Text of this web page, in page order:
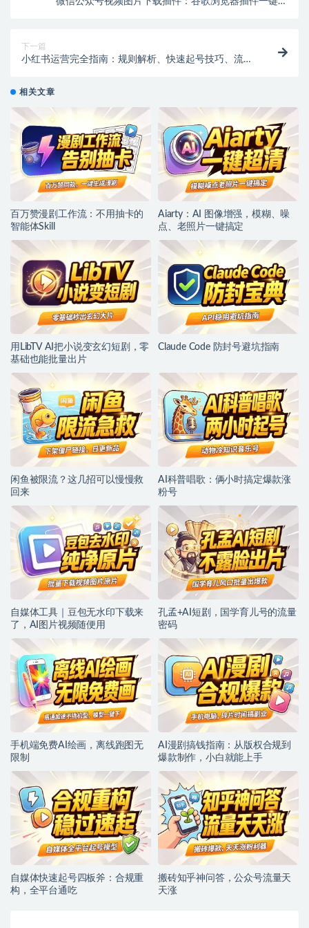
下一篇
小红书运营完全指南：规则解析、快速起号技巧、流量
相关文章
百万赞漫剧工作流：不用抽卡的
智能体Skill
Aiarty：AI 图像增强，模糊、噪
点、老照片一键搞定
用LibTV AI把小说变玄幻短剧，零
基础也能批量出片
Claude Code 防封号避坑指南
闲鱼被限流？这几招可以慢慢救
回来
AI科普唱歌：俩小时搞定爆款涨
粉号
自媒体工具｜豆包无水印下载来
了，AI图片视频随便用
孔孟+AI短剧，国学育儿号的流量
密码
手机端免费AI绘画，离线跑图无
限制
AI漫剧搞钱指南：从版权合规到
爆款制作，小白就能上手
自媒体快速起号四板斧：合规重
构，全平台通吃
搬砖知乎神问答，公众号流量天
天涨